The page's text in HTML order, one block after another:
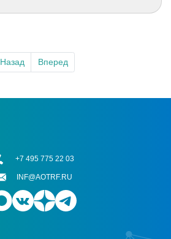
Назад Вперед
+7 495 775 22 03
INF@AOTRF.RU